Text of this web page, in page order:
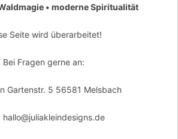
• moderne Spiritualität
Seite wird überarbeitet!
Bei Fragen gerne an:
Gartenstr. 5 56581 Melsbach
hallo@juliakleindesigns.de